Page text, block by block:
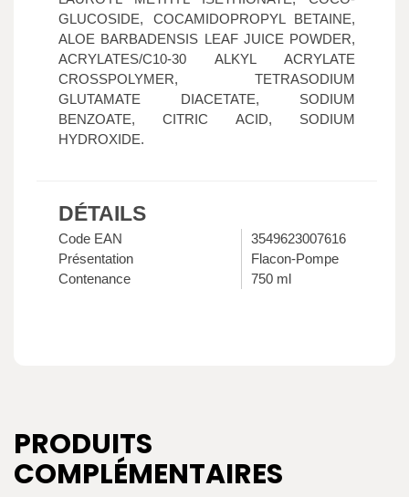
GLUCOSIDE, COCAMIDOPROPYL BETAINE,
ALOE BARBADENSIS LEAF JUICE POWDER,
ACRYLATES/C10-30 ALKYL ACRYLATE
CROSSPOLYMER, TETRASODIUM
GLUTAMATE DIACETATE, SODIUM
BENZOATE, CITRIC ACID, SODIUM
HYDROXIDE.
DÉTAILS
Code EAN
3549623007616
Présentation
Flacon-Pompe
Contenance
750 ml
PRODUITS
COMPLÉMENTAIRES